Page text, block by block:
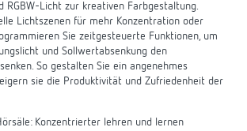
RGBW-Licht zur kreativen Farbgestaltung.
Lichtszenen für mehr Konzentration oder
Sie zeitgesteuerte Funktionen, um
und Sollwertabsenkung den
So gestalten Sie ein angenehmes
sie die Produktivität und Zufriedenheit der
Konzentrierter lehren und lernen